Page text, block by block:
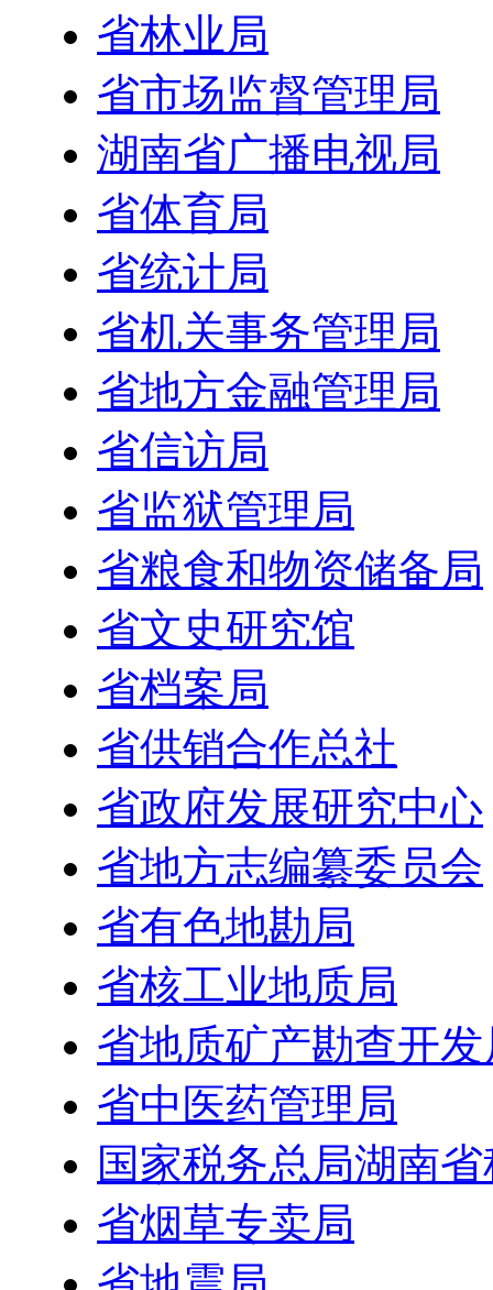
省林业局
省市场监督管理局
湖南省广播电视局
省体育局
省统计局
省机关事务管理局
省地方金融管理局
省信访局
省监狱管理局
省粮食和物资储备局
省文史研究馆
省档案局
省供销合作总社
省政府发展研究中心
省地方志编纂委员会
省有色地勘局
省核工业地质局
省地质矿产勘查开发
省中医药管理局
国家税务总局湖南
省烟草专卖局